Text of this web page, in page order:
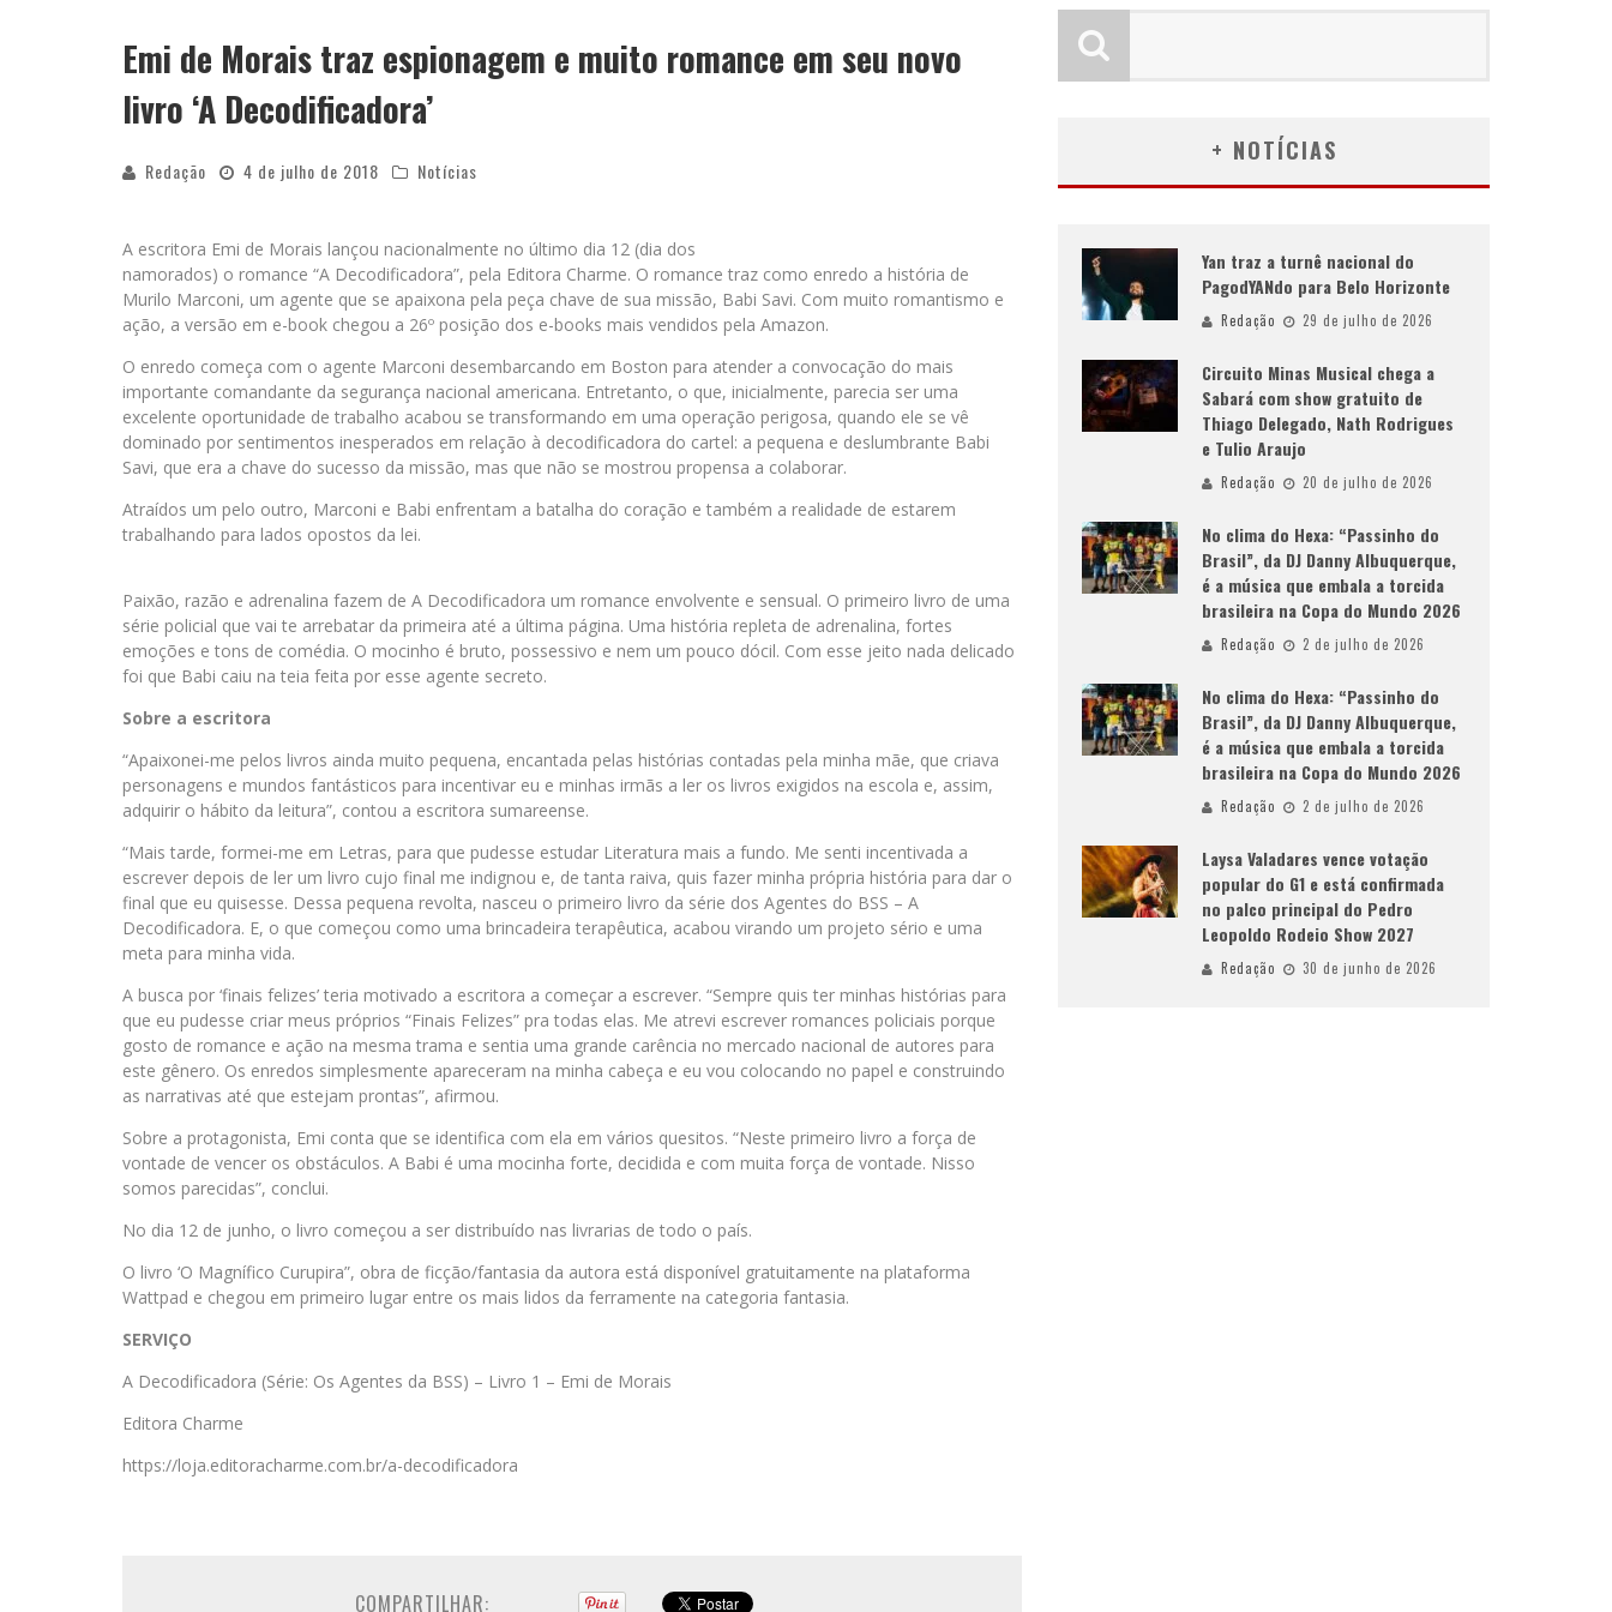
YAN TRAZ A TURNÊ NACIONAL DO PAGODYANDO PARA BELO HORIZONTE
Emi de Morais traz espionagem e muito romance em seu novo
livro ‘A Decodificadora’
Redação 4 de julho de 2018 Notícias
A escritora Emi de Morais lançou nacionalmente no último dia 12 (dia dos
namorados) o romance “A Decodificadora”, pela Editora Charme. O romance traz como enredo a história de
Murilo Marconi, um agente que se apaixona pela peça chave de sua missão, Babi Savi. Com muito romantismo e
ação, a versão em e-book chegou a 26º posição dos e-books mais vendidos pela Amazon.
O enredo começa com o agente Marconi desembarcando em Boston para atender a convocação do mais
importante comandante da segurança nacional americana. Entretanto, o que, inicialmente, parecia ser uma
excelente oportunidade de trabalho acabou se transformando em uma operação perigosa, quando ele se vê
dominado por sentimentos inesperados em relação à decodificadora do cartel: a pequena e deslumbrante Babi
Savi, que era a chave do sucesso da missão, mas que não se mostrou propensa a colaborar.
Atraídos um pelo outro, Marconi e Babi enfrentam a batalha do coração e também a realidade de estarem
trabalhando para lados opostos da lei.
Paixão, razão e adrenalina fazem de A Decodificadora um romance envolvente e sensual. O primeiro livro de uma
série policial que vai te arrebatar da primeira até a última página. Uma história repleta de adrenalina, fortes
emoções e tons de comédia. O mocinho é bruto, possessivo e nem um pouco dócil. Com esse jeito nada delicado
foi que Babi caiu na teia feita por esse agente secreto.
Sobre a escritora
“Apaixonei-me pelos livros ainda muito pequena, encantada pelas histórias contadas pela minha mãe, que criava
personagens e mundos fantásticos para incentivar eu e minhas irmãs a ler os livros exigidos na escola e, assim,
adquirir o hábito da leitura”, contou a escritora sumareense.
“Mais tarde, formei-me em Letras, para que pudesse estudar Literatura mais a fundo. Me senti incentivada a
escrever depois de ler um livro cujo final me indignou e, de tanta raiva, quis fazer minha própria história para dar o
final que eu quisesse. Dessa pequena revolta, nasceu o primeiro livro da série dos Agentes do BSS – A
Decodificadora. E, o que começou como uma brincadeira terapêutica, acabou virando um projeto sério e uma
meta para minha vida.
A busca por ‘finais felizes’ teria motivado a escritora a começar a escrever. “Sempre quis ter minhas histórias para
que eu pudesse criar meus próprios “Finais Felizes” pra todas elas. Me atrevi escrever romances policiais porque
gosto de romance e ação na mesma trama e sentia uma grande carência no mercado nacional de autores para
este gênero. Os enredos simplesmente apareceram na minha cabeça e eu vou colocando no papel e construindo
as narrativas até que estejam prontas”, afirmou.
Sobre a protagonista, Emi conta que se identifica com ela em vários quesitos. “Neste primeiro livro a força de
vontade de vencer os obstáculos. A Babi é uma mocinha forte, decidida e com muita força de vontade. Nisso
somos parecidas”, conclui.
No dia 12 de junho, o livro começou a ser distribuído nas livrarias de todo o país.
O livro ‘O Magnífico Curupira”, obra de ficção/fantasia da autora está disponível gratuitamente na plataforma
Wattpad e chegou em primeiro lugar entre os mais lidos da ferramente na categoria fantasia.
SERVIÇO
A Decodificadora (Série: Os Agentes da BSS) – Livro 1 – Emi de Morais
Editora Charme
https://loja.editoracharme.com.br/a-decodificadora
COMPARTILHAR:
+ NOTÍCIAS
Yan traz a turnê nacional do
PagodYANdo para Belo Horizonte
Redação 29 de julho de 2026
Circuito Minas Musical chega a
Sabará com show gratuito de
Thiago Delegado, Nath Rodrigues
e Tulio Araujo
Redação 20 de julho de 2026
No clima do Hexa: “Passinho do
Brasil”, da DJ Danny Albuquerque,
é a música que embala a torcida
brasileira na Copa do Mundo 2026
Redação 2 de julho de 2026
No clima do Hexa: “Passinho do
Brasil”, da DJ Danny Albuquerque,
é a música que embala a torcida
brasileira na Copa do Mundo 2026
Redação 2 de julho de 2026
Laysa Valadares vence votação
popular do G1 e está confirmada
no palco principal do Pedro
Leopoldo Rodeio Show 2027
Redação 30 de junho de 2026